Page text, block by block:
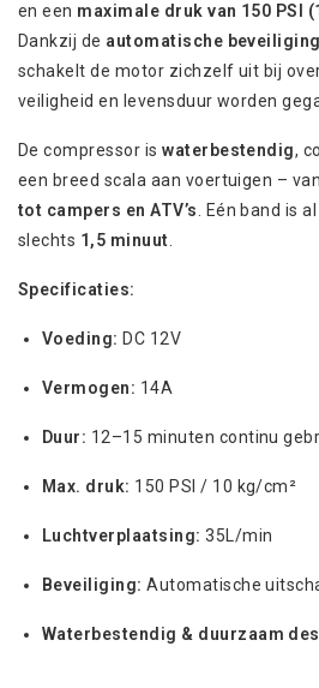
en een maximale druk van 150 PSI
Dankzij de automatische
schakelt de motor zichzelf uit bij
veiligheid en levensduur worden
De compressor iswaterbestendig,
een breed scala aan voertuigen – van
tot campers en ATV’s. Eén band is
slechts 1,5 minuut.
Specificaties:
Voeding: DC 12V
Vermogen: 14A
Duur: 12–15 minuten continu
Max. druk: 150 PSI / 10 kg/cm²
Luchtverplaatsing: 35L/min
Beveiliging: Automatische
Waterbestendig & duurzaam